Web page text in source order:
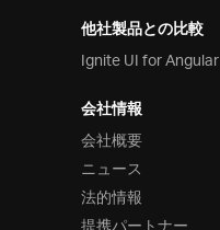
他社製品との比較
Ignite UI for Angular
会社情報
会社概要
ニュース
法的情報